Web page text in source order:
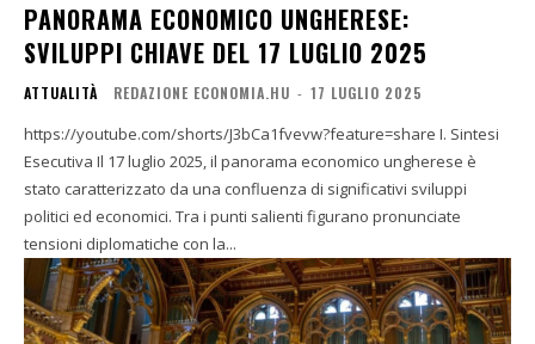
PANORAMA ECONOMICO UNGHERESE:
SVILUPPI CHIAVE DEL 17 LUGLIO 2025
ATTUALITÀ REDAZIONE ECONOMIA.HU - 17 LUGLIO 2025
https://youtube.com/shorts/J3bCa1fvevw?feature=share I. Sintesi
Esecutiva Il 17 luglio 2025, il panorama economico ungherese è
stato caratterizzato da una confluenza di significativi sviluppi
politici ed economici. Tra i punti salienti figurano pronunciate
tensioni diplomatiche con la...